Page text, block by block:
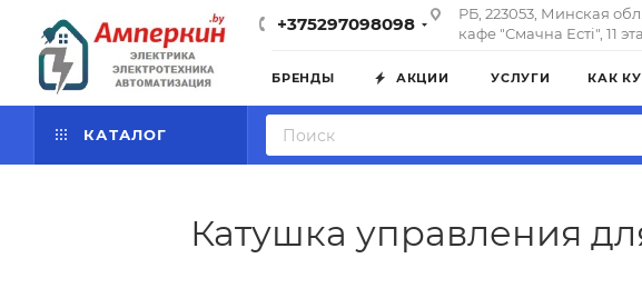
+375297098098
РБ, 223053, Минская
кафе "Смачна Естi", 11
БРЕНДЫ АКЦИИ УСЛУГИ КАК
КАТАЛОГ
Катушка управления